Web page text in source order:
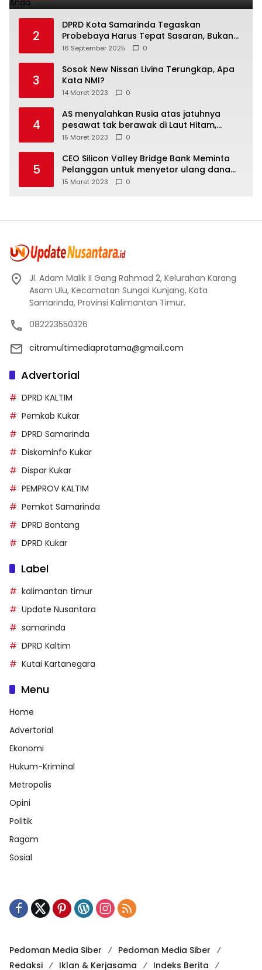
2
DPRD Kota Samarinda Tegaskan
Probebaya Harus Tepat Sasaran, Bukan
Hanya Infrastruktur Semata
16 September 2025 0
3
Sosok New Nissan Livina Terungkap, Apa
Kata NMI?
14 Maret 2023 0
4
AS menyalahkan Rusia atas jatuhnya
pesawat tak berawak di Laut Hitam,
Moskow menyangkal
15 Maret 2023 0
5
CEO Silicon Valley Bridge Bank Meminta
Pelanggan untuk menyetor ulang dana
Mereka
15 Maret 2023 0
Jl. Adam Malik II Gang Rahmad 2, Kelurahan Karang
Asam Ulu, Kecamatan Sungai Kunjang, Kota
Samarinda, Provinsi Kalimantan Timur.
082223550326
citramultimediapratama@gmail.com
Advertorial
DPRD KALTIM
Pemkab Kukar
DPRD Samarinda
Diskominfo Kukar
Dispar Kukar
PEMPROV KALTIM
Pemkot Samarinda
DPRD Bontang
DPRD Kukar
Label
kalimantan timur
Update Nusantara
samarinda
DPRD Kaltim
Kutai Kartanegara
Menu
Home
Advertorial
Ekonomi
Hukum-Kriminal
Metropolis
Opini
Politik
Ragam
Sosial
Pedoman Media Siber
Pedoman Media Siber
Redaksi
Iklan & Kerjasama Indeks Berita